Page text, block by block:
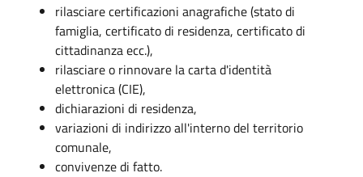
rilasciare certificazioni anagrafiche (stato di
famiglia, certificato di residenza, certificato di
cittadinanza ecc.),
rilasciare o rinnovare la carta d'identità
elettronica (CIE),
dichiarazioni di residenza,
variazioni di indirizzo all'interno del territorio
comunale,
convivenze di fatto.